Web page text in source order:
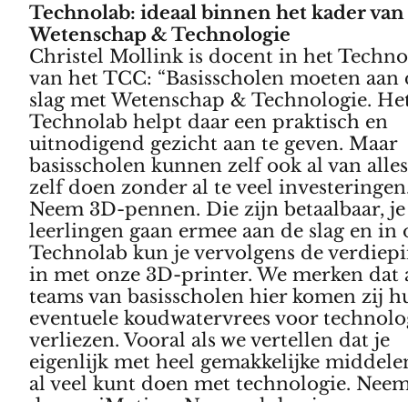
Technolab: ideaal binnen het kader van
Wetenschap & Technologie
Christel Mollink is docent in het
van het TCC: “Basisscholen moeten aan
slag met Wetenschap & Technologie.
Technolab helpt daar een praktisch en
uitnodigend gezicht aan te geven. Maar
basisscholen kunnen zelf ook al van alles
zelf doen zonder al te veel
Neem 3D-pennen. Die zijn betaalbaar, je
leerlingen gaan ermee aan de slag en in
Technolab kun je vervolgens de
in met onze 3D-printer. We merken dat
teams van basisscholen hier komen zij
eventuele koudwatervrees voor
verliezen. Vooral als we vertellen dat je
eigenlijk met heel gemakkelijke
al veel kunt doen met technologie.